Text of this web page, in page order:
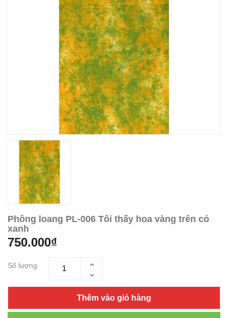
Phông loang PL-006 Tôi thấy hoa vàng trên cỏ
xanh
750.000₫
Số lượng
Thêm vào giỏ hàng